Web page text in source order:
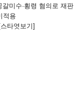
미수·횡령 혐의로 재판
적용
타엿보기]